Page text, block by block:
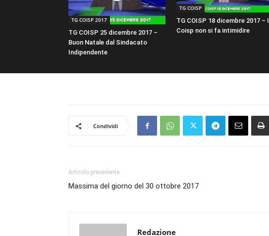
TG COISP 2017
TG COISP 25 dicembre 2017 –
Buon Natale dal Sindacato
Indipendente
TG COISP
TG COISP 18 dicembre 2017 – Il
Coisp non si fa intimidire
Condividi
Articolo precedente
Massima del giorno del 30 ottobre 2017
Redazione